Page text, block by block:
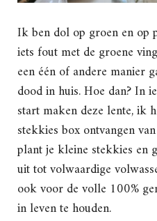
Ik ben dol op groen en op
iets fout met de groene
een één of andere manier
dood in huis. Hoe dan? In
start maken deze lente, ik
stekkies box ontvangen
plant je kleine stekkies en
uit tot volwaardige
ook voor de volle 100%
in leven te houden.